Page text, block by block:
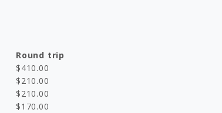
Round trip
$410.00
$210.00
$210.00
$170.00